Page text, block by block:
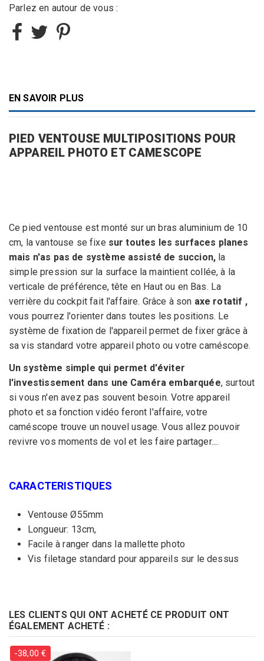
Parlez en autour de vous :
EN SAVOIR PLUS
PIED VENTOUSE MULTIPOSITIONS POUR
APPAREIL PHOTO ET CAMESCOPE
Ce pied ventouse est monté sur un bras aluminium de 10
cm, la vantouse se fixe sur toutes les surfaces planes
mais n'as pas de système assisté de succion, la
simple pression sur la surface la maintient collée, à la
verticale de préférence, tête en Haut ou en Bas. La
verrière du cockpit fait l'affaire. Grâce à son axe rotatif ,
vous pourrez l'orienter dans toutes les positions. Le
système de fixation de l'appareil permet de fixer grâce à
sa vis standard votre appareil photo ou votre caméscope.
Un système simple qui permet d'éviter
l'investissement dans une Caméra embarquée, surtout
si vous n'en avez pas souvent besoin. Votre appareil
photo et sa fonction vidéo feront l'affaire, votre
caméscope trouve un nouvel usage. Vous allez pouvoir
revivre vos moments de vol et les faire partager....
CARACTERISTIQUES
Ventouse Ø55mm
Longueur: 13cm,
Facile à ranger dans la mallette photo
Vis filetage standard pour appareils sur le dessus
LES CLIENTS QUI ONT ACHETÉ CE PRODUIT ONT
ÉGALEMENT ACHETÉ :
-38,00 €